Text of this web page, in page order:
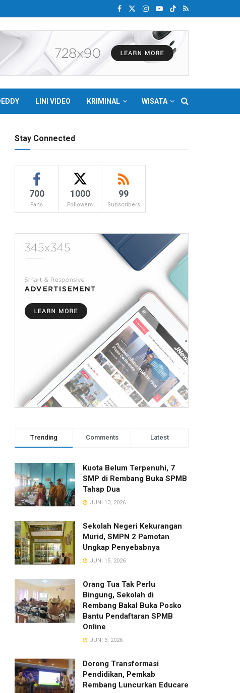
LINI VIDEO KRIMINAL WISATA
Stay Connected
700
Fans
1000
Followers
99
Subscribers
Trending Comments Latest
Kuota Belum Terpenuhi, 7
SMP di Rembang Buka SPMB
Tahap Dua
JUNI 13, 2026
Sekolah Negeri Kekurangan
Murid, SMPN 2 Pamotan
Ungkap Penyebabnya
JUNI 15, 2026
Orang Tua Tak Perlu
Bingung, Sekolah di
Rembang Bakal Buka Posko
Bantu Pendaftaran SPMB
Online
JUNI 3, 2026
Dorong Transformasi
Pendidikan, Pemkab
Rembang Luncurkan Educare